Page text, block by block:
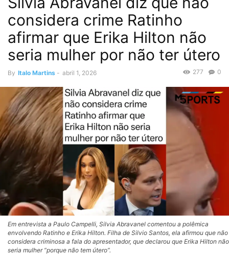
considera crime Ratinho
afirmar que Erika Hilton não
seria mulher por não ter útero
By Italo Martins - abril 1, 2026 0
277
Em entrevista a Paulo Campelli, Silvia Abravanel comentou a polêmica
envolvendo Ratinho e Erika Hilton. Filha de Silvio Santos, ela afirmou que não
considera criminosa a fala do apresentador, que declarou que Erika Hilton não
seria mulher “porque não tem útero”.